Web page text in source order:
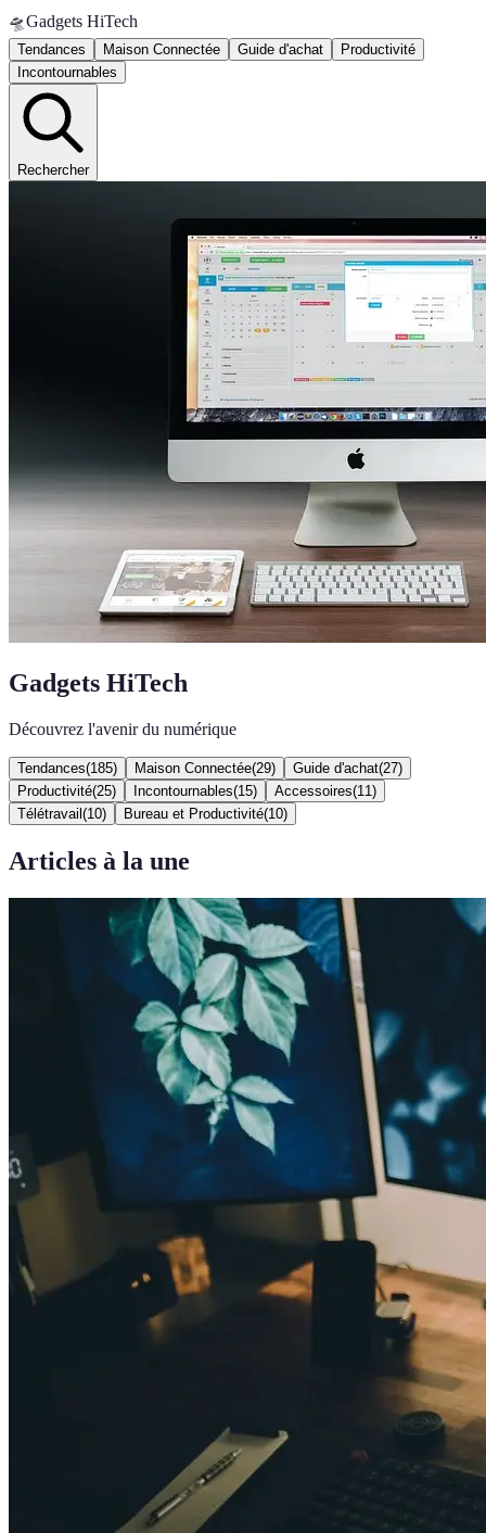
🛸Gadgets HiTech
Tendances Maison Connectée Guide d'achat
Productivité
Incontournables
Rechercher
Gadgets HiTech
Découvrez l'avenir du numérique
Tendances(185) Maison Connectée(29) Guide d'achat(27)
Productivité(25) Incontournables(15) Accessoires(11 )
Télétravail (10) Bureau et Productivité(10)
Articles à la une